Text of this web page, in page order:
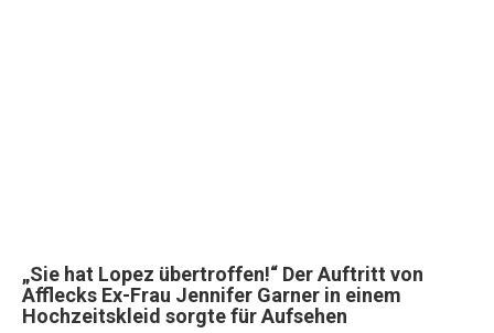
„Sie hat Lopez übertroffen!“ Der Auftritt von
Afflecks Ex-Frau Jennifer Garner in einem
Hochzeitskleid sorgte für Aufsehen